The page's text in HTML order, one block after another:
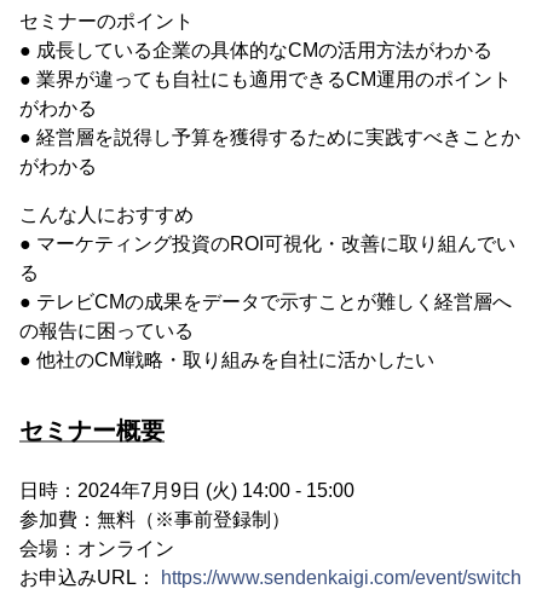
セミナーのポイント
● 成長している企業の具体的なCMの活用方法がわかる
● 業界が違っても自社にも適用できるCM運用のポイント
がわかる
● 経営層を説得し予算を獲得するために実践すべきことか
がわかる
こんな人におすすめ
● マーケティング投資のROI可視化・改善に取り組んでい
る
● テレビCMの成果をデータで示すことが難しく経営層へ
の報告に困っている
● 他社のCM戦略・取り組みを自社に活かしたい
セミナー概要
日時：2024年7月9日 (火) 14:00 - 15:00
参加費：無料（※事前登録制）
会場：オンライン
お申込みURL：
https://www.sendenkaigi.com/event/switch